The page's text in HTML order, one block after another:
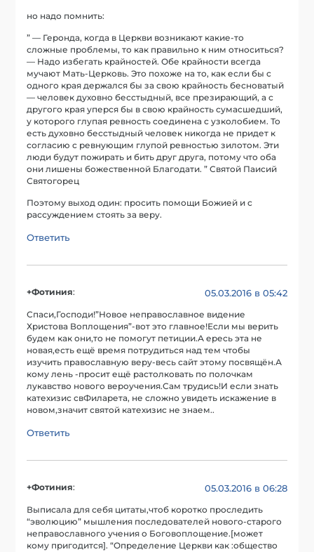
но надо помнить:
” — Геронда, когда в Церкви возникают какие-то
сложные проблемы, то как правильно к ним относиться?
— Надо избегать крайностей. Обе крайности всегда
мучают Мать-Церковь. Это похоже на то, как если бы с
одного края держался бы за свою крайность бесноватый
— человек духовно бесстыдный, все презирающий, а с
другого края уперся бы в свою крайность сумасшедший,
у которого глупая ревность соединена с узколобием. То
есть духовно бесстыдный человек никогда не придет к
согласию с ревнующим глупой ревностью зилотом. Эти
люди будут пожирать и бить друг друга, потому что оба
они лишены божественной Благодати. ” Святой Паисий
Святогорец
Поэтому выход один: просить помощи Божией и с
рассуждением стоять за веру.
Ответить
+Фотиния: 05.03.2016 в 05:42
Спаси,Господи!”Новое неправославное видение
Христова Воплощения”-вот это главное!Если мы верить
будем как они,то не помогут петиции.А ересь эта не
новая,есть ещё время потрудиться над тем чтобы
изучить православную веру-весь сайт этому посвящён.А
кому лень -просит ещё растолковать по полочкам
лукавство нового вероучения.Сам трудись!И если знать
катехизис свФиларета, не сложно увидеть искажение в
новом,значит святой катехизис не знаем..
Ответить
+Фотиния: 05.03.2016 в 06:28
Выписала для себя цитаты,чтоб коротко проследить
“эволюцию” мышления последователей нового-старого
неправославного учения о Боговоплощение.[может
кому пригодится]. “Определение Церкви как :общество